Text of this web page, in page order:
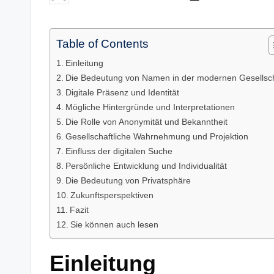
by
Table of Contents
Einleitung
Die Bedeutung von Namen in der modernen
Digitale Präsenz und Identität
Mögliche Hintergründe und Interpretationen
Die Rolle von Anonymität und Bekanntheit
Gesellschaftliche Wahrnehmung und Projektion
Einfluss der digitalen Suche
Persönliche Entwicklung und Individualität
Die Bedeutung von Privatsphäre
Zukunftsperspektiven
Fazit
Sie können auch lesen
Einleitung